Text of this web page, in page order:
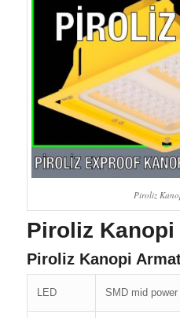
Piroliz
Piroliz
Piroliz Kanopi
LED SMD mid power